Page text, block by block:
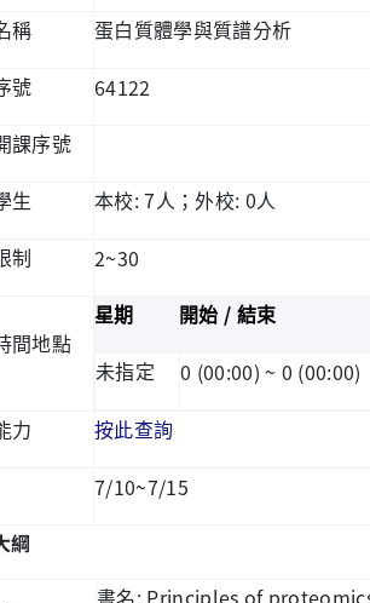
稱 蛋白質體學與質譜分析
號 64122
課序號
生 本校: 7人；外校: 0人
制 2~30
間地點
星期 開始 / 結束
未指定 0 (00:00) ~ 0 (00:00)
力 按此查詢
7/10~7/15
綱
書名: Principles of